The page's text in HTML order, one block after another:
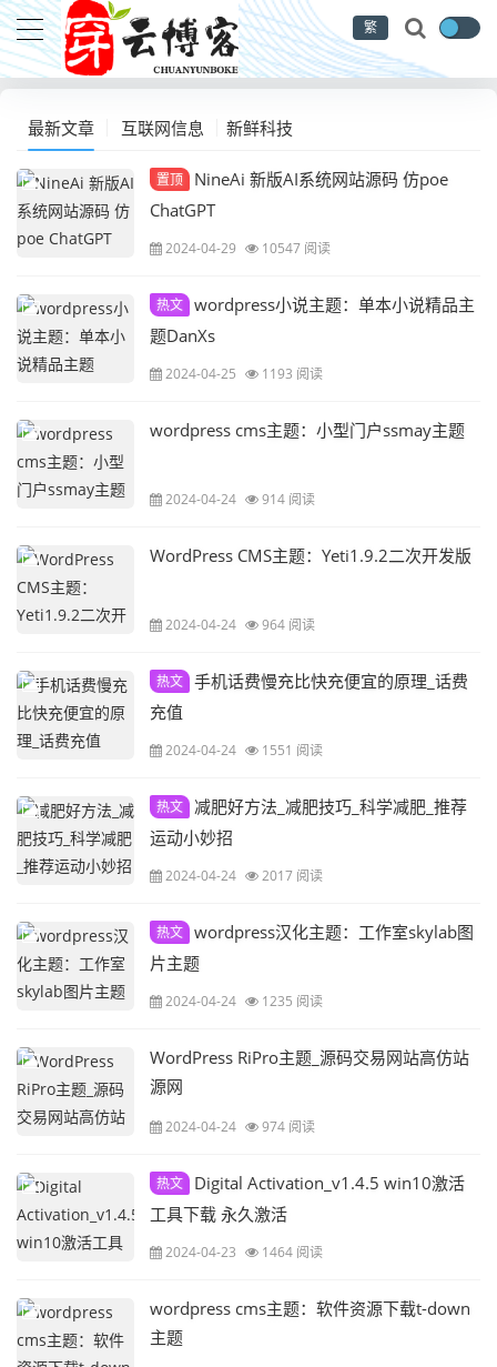
繁
最新文章 互联网信息 新鲜科技
置顶
NineAi 新版AI系统网站源码 仿poe
ChatGPT
2024-04-29 10547 阅读
热文 wordpress小说主题：单本小说精品主
题DanXs
2024-04-25 1193 阅读
wordpress cms主题：小型门户ssmay主题
2024-04-24 914 阅读
WordPress CMS主题：Yeti1.9.2二次开发版
2024-04-24 964 阅读
热文 手机话费慢充比快充便宜的原理_话费
充值
2024-04-24 1551 阅读
热文
减肥好方法_减肥技巧_科学减肥_推荐
运动小妙招
2024-04-24 2017 阅读
热文 wordpress汉化主题：工作室skylab图
片主题
2024-04-24 1235 阅读
WordPress RiPro主题_源码交易网站高仿站
源网
2024-04-24 974 阅读
热文
Digital Activation_v1.4.5 win10激活
工具下载 永久激活
2024-04-23 1464 阅读
wordpress cms主题：软件资源下载t-down
主题